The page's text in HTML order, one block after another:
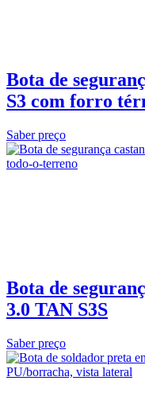
Bota de
S3 com forro
Saber preço
Bota de
3.0 TAN S3S
Saber preço